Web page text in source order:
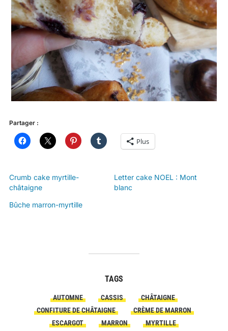
Partager :
Plus
Crumb cake myrtille-
châtaigne
Letter cake NOEL : Mont
blanc
Bûche marron-myrtille
TAGS
AUTOMNE CASSIS
CHÂTAIGNE
CONFITURE DE CHÂTAIGNE
CRÈME DE MARRON
ESCARGOT
MARRON
MYRTILLE